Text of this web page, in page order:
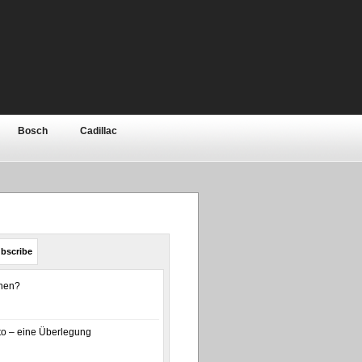
Bosch Cadillac
Elektronik Ferrari
Royce
– eine Überlegung